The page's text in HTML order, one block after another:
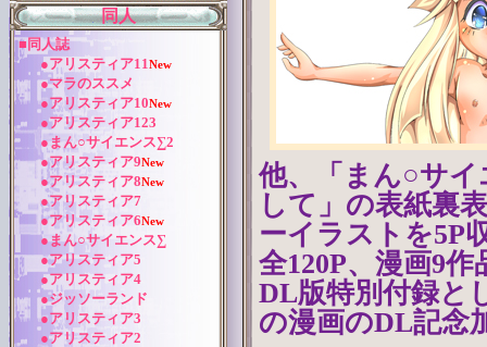
同人
■同人誌
●アリスティア11New
●マラのススメ
●アリスティア10New
●アリスティア123
●まん○サイエンス∑2
●アリスティア9New
●アリスティア8New
●アリスティア7
●アリスティア6New
●まん○サイエンス∑
●アリスティア5
●アリスティア4
●ジッソーランド
●アリスティア3
●アリスティア2
他、「まん○サ
して」の表紙裏
ーイラストを5P
全120P、漫画9
DL版特別付録と
の漫画のDL記念